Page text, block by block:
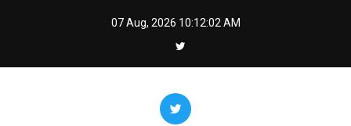
07 Aug, 2026 10:12:03 AM